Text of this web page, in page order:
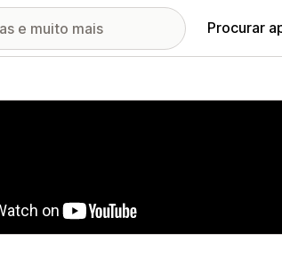
Procurar
em destaque